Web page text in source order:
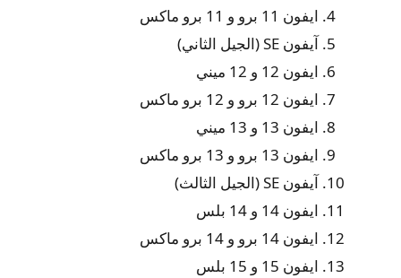
ايفون 11 برو و 11 برو ماكس
آيفون SE (الجيل الثاني)
ايفون 12 و 12 ميني
ايفون 12 برو و 12 برو ماكس
ايفون 13 و 13 ميني
ايفون 13 برو و 13 برو ماكس
آيفون SE (الجيل الثالث)
ايفون 14 و 14 بلس
ايفون 14 برو و 14 برو ماكس
ايفون 15 و 15 بلس